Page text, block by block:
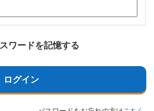
ワードを記憶する
ログイン